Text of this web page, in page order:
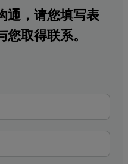
通，请您填写表
取得联系。